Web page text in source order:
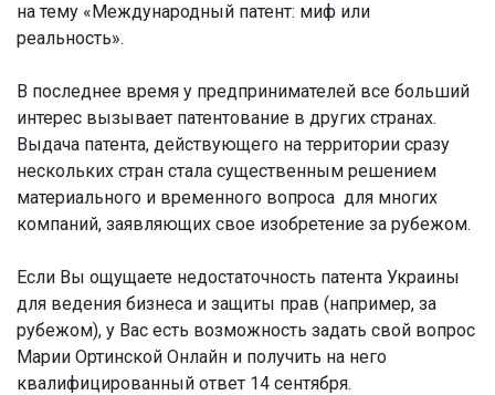
на тему «Международный патент: миф или
реальность».
В последнее время у предпринимателей все больший
интерес вызывает патентование в других странах.
Выдача патента, действующего на территории сразу
нескольких стран стала существенным решением
материального и временного вопроса для многих
компаний, заявляющих свое изобретение за рубежом.
Если Вы ощущаете недостаточность патента Украины
для ведения бизнеса и защиты прав (например, за
рубежом), у Вас есть возможность задать свой вопрос
Марии Ортинской Онлайн и получить на него
квалифицированный ответ 14 сентября.